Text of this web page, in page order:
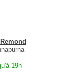
19h